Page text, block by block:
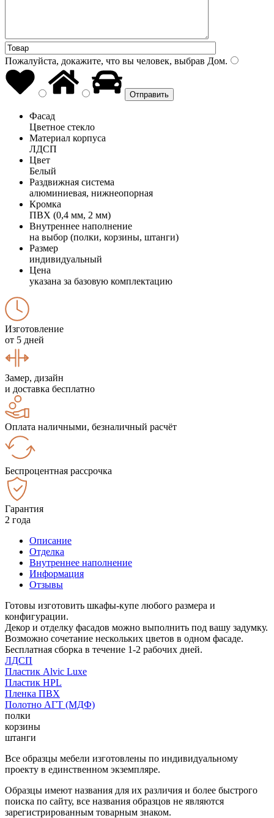
Пожалуйста, докажите, что вы человек, выбрав Дом.
Фасад
Цветное стекло
Материал корпуса
ЛДСП
Цвет
Белый
Раздвижная система
алюминиевая, нижнеопорная
Кромка
ПВХ (0,4 мм, 2 мм)
Внутреннее наполнение
на выбор (полки, корзины, штанги)
Размер
индивидуальный
Цена
указана за базовую комплектацию
Изготовление
от 5 дней
Замер, дизайн
и доставка бесплатно
Оплата наличными, безналичный расчёт
Беспроцентная рассрочка
Гарантия
2 года
Описание
Отделка
Внутреннее наполнение
Информация
Отзывы
Готовы изготовить шкафы-купе любого размера и
конфигурации.
Декор и отделку фасадов можно выполнить под вашу задумку.
Возможно сочетание нескольких цветов в одном фасаде.
Бесплатная сборка в течение 1-2 рабочих дней.
ЛДСП
Пластик Alvic Luxe
Пластик HPL
Пленка ПВХ
Полотно АГТ (МДФ)
полки
корзины
штанги
Все образцы мебели изготовлены по индивидуальному
проекту в единственном экземпляре.
Образцы имеют названия для их различия и более быстрого
поиска по сайту, все названия образцов не являются
зарегистрированным товарным знаком.